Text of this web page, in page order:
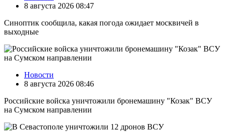
8 августа 2026 08:47
Синоптик сообщила, какая погода ожидает москвичей в
выходные
Новости
8 августа 2026 08:46
Российские войска уничтожили бронемашину "Козак" ВСУ
на Сумском направлении